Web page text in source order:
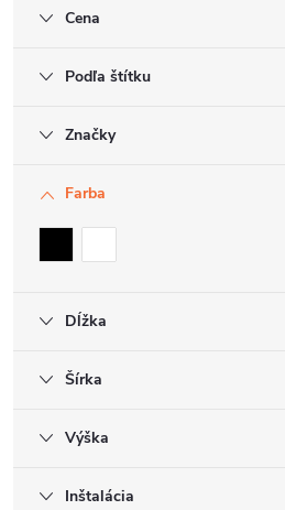
Cena
Podľa štítku
Značky
Farba
Dĺžka
Šírka
Výška
Inštalácia